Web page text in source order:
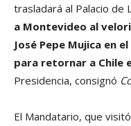
trasladará al Palacio de
a Montevideo al
José Pepe Mujica en
para retornar a Chile
Presidencia, consignó
El Mandatario, que